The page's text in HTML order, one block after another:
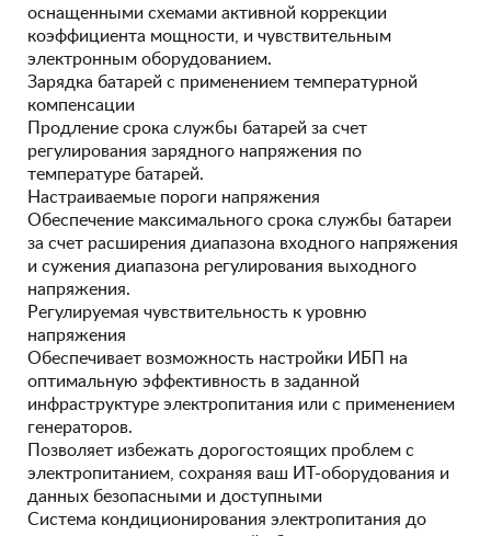
оснащенными схемами активной коррекции
коэффициента мощности, и чувствительным
электронным оборудованием.
Зарядка батарей с применением температурной
компенсации
Продление срока службы батарей за счет
регулирования зарядного напряжения по
температуре батарей.
Настраиваемые пороги напряжения
Обеспечение максимального срока службы батареи
за счет расширения диапазона входного напряжения
и сужения диапазона регулирования выходного
напряжения.
Регулируемая чувствительность к уровню
напряжения
Обеспечивает возможность настройки ИБП на
оптимальную эффективность в заданной
инфраструктуре электропитания или с применением
генераторов.
Позволяет избежать дорогостоящих проблем с
электропитанием, сохраняя ваш ИТ-оборудования и
данных безопасными и доступными
Система кондиционирования электропитания до